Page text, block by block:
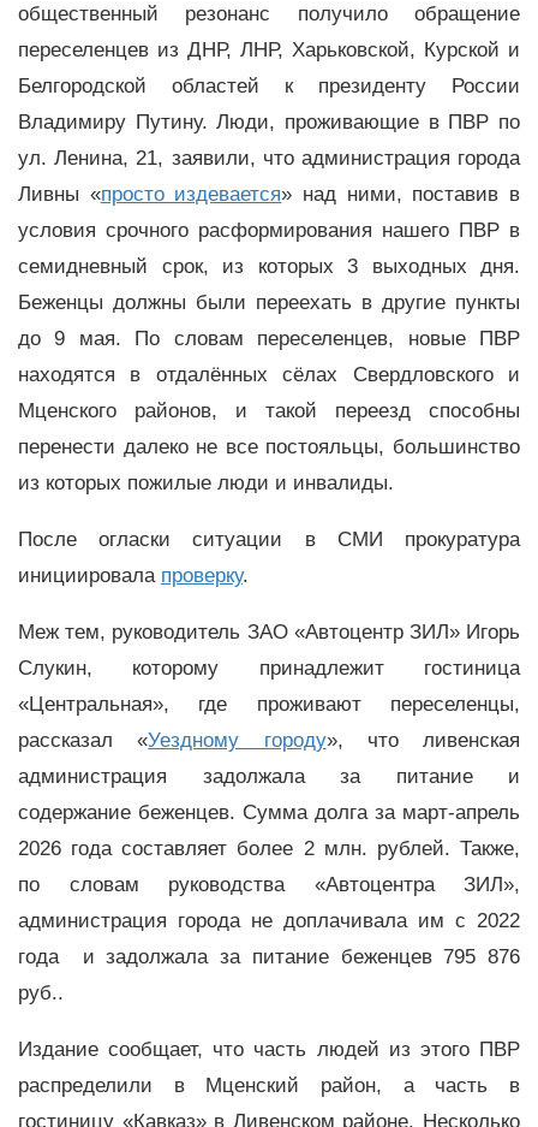
общественный резонанс получило обращение
переселенцев из ДНР, ЛНР, Харьковской, Курской и
Белгородской областей к президенту России
Владимиру Путину. Люди, проживающие в ПВР по
ул. Ленина, 21, заявили, что администрация города
Ливны «просто издевается» над ними, поставив в
условия срочного расформирования нашего ПВР в
семидневный срок, из которых 3 выходных дня.
Беженцы должны были переехать в другие пункты
до 9 мая. По словам переселенцев, новые ПВР
находятся в отдалённых сёлах Свердловского и
Мценского районов, и такой переезд способны
перенести далеко не все постояльцы, большинство
из которых пожилые люди и инвалиды.
После огласки ситуации в СМИ прокуратура
инициировала проверку.
Меж тем, руководитель ЗАО «Автоцентр ЗИЛ» Игорь
Слукин, которому принадлежит гостиница
«Центральная», где проживают переселенцы,
рассказал «Уездному городу», что ливенская
администрация задолжала за питание и
содержание беженцев. Сумма долга за март-апрель
2026 года составляет более 2 млн. рублей. Также,
по словам руководства «Автоцентра ЗИЛ»,
администрация города не доплачивала им с 2022
года и задолжала за питание беженцев 795 876
руб..
Издание сообщает, что часть людей из этого ПВР
распределили в Мценский район, а часть в
гостиницу «Кавказ» в Ливенском районе. Несколько